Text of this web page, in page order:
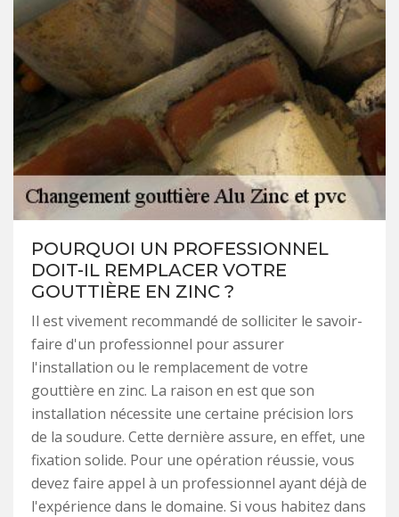
POURQUOI UN PROFESSIONNEL
DOIT-IL REMPLACER VOTRE
GOUTTIÈRE EN ZINC ?
Il est vivement recommandé de solliciter le savoir-
faire d'un professionnel pour assurer
l'installation ou le remplacement de votre
gouttière en zinc. La raison en est que son
installation nécessite une certaine précision lors
de la soudure. Cette dernière assure, en effet, une
fixation solide. Pour une opération réussie, vous
devez faire appel à un professionnel ayant déjà de
l'expérience dans le domaine. Si vous habitez dans